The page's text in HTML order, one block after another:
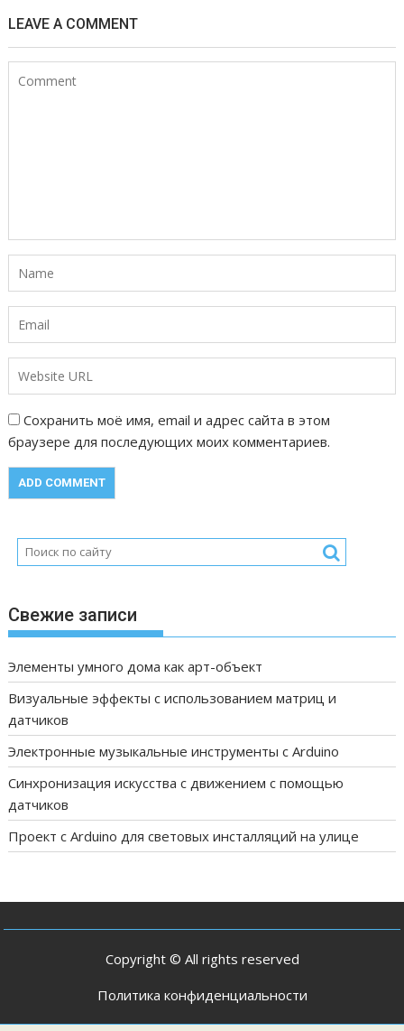
г
а
ц
п
и
с
я
м
LEAVE A COMMENT
Сохранить моё имя, email и адрес сайта в этом
браузере для последующих моих комментариев.
Свежие записи
Элементы умного дома как арт-объект
Визуальные эффекты с использованием матриц и
датчиков
Электронные музыкальные инструменты с Arduino
Синхронизация искусства с движением с помощью
датчиков
Проект с Arduino для световых инсталляций на улице
Copyright © All rights reserved
Политика конфиденциальности